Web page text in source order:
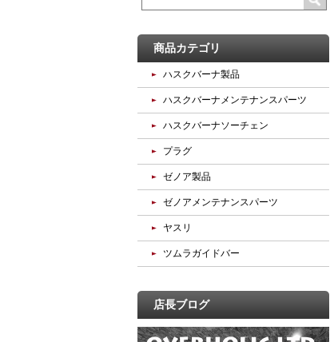
商品カテゴリ
ハスクバーナ製品
ハスクバーナメンテナンスパーツ
ハスクバーナソーチェン
プラグ
ゼノア製品
ゼノアメンテナンスパーツ
ヤスリ
ツムラガイドバー
店長ブログ